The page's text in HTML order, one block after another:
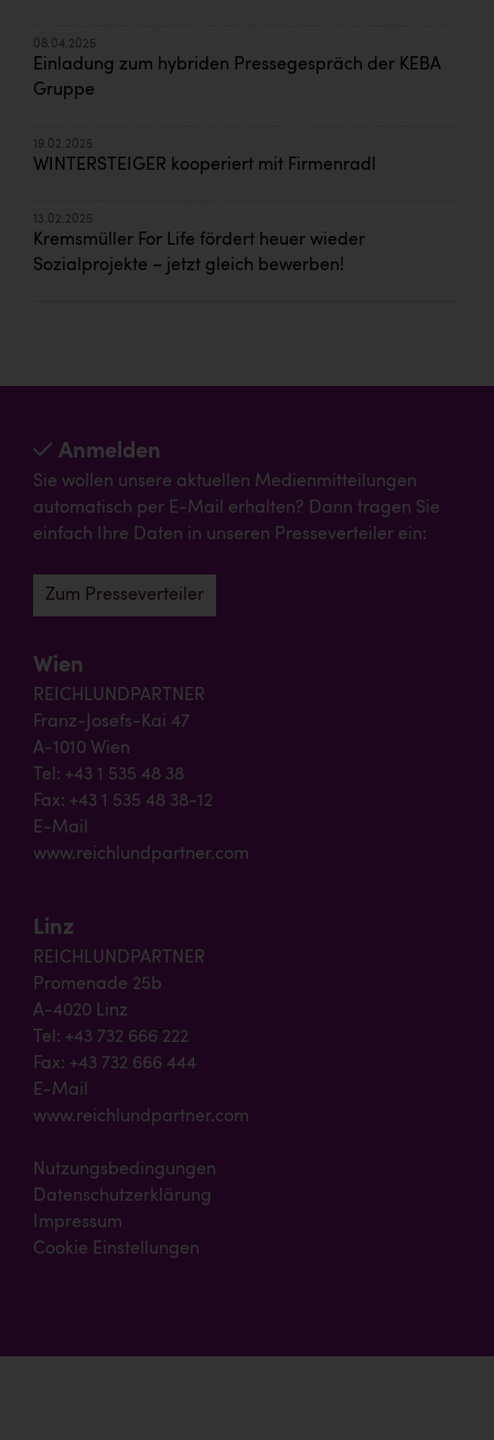
08.04.2025
Einladung zum hybriden Pressegespräch der KEBA
Gruppe
19.02.2025
WINTERSTEIGER kooperiert mit Firmenradl
13.02.2025
Kremsmüller For Life fördert heuer wieder
Sozialprojekte – jetzt gleich bewerben!
Anmelden
Sie wollen unsere aktuellen Medienmitteilungen
automatisch per E-Mail erhalten? Dann tragen Sie
einfach Ihre Daten in unseren Presseverteiler ein:
Zum Presseverteiler
Wien
REICHLUNDPARTNER
Franz-Josefs-Kai 47
A-1010 Wien
Tel: +43 1 535 48 38
Fax: +43 1 535 48 38-12
E-Mail
www.reichlundpartner.com
Linz
REICHLUNDPARTNER
Promenade 25b
A-4020 Linz
Tel: +43 732 666 222
Fax: +43 732 666 444
E-Mail
www.reichlundpartner.com
Nutzungsbedingungen
Datenschutzerklärung
Impressum
Cookie Einstellungen